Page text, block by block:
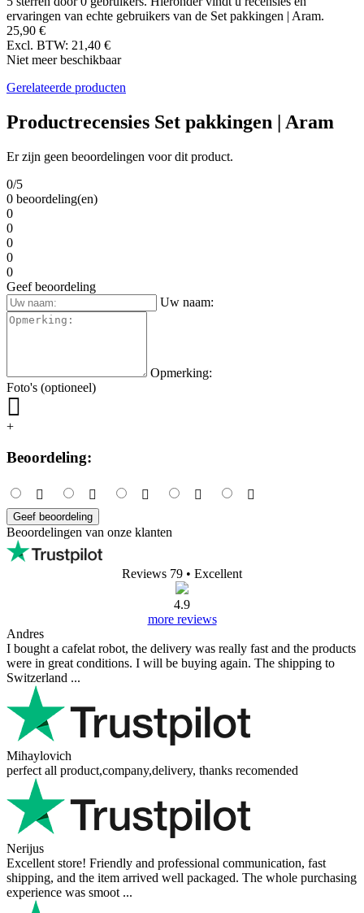
ervaringen van echte gebruikers van de Set pakkingen | Aram.
25,90 €
Excl. BTW: 21,40 €
Niet meer beschikbaar
Gerelateerde producten
Productrecensies Set pakkingen | Aram
Er zijn geen beoordelingen voor dit product.
0/5
0 beoordeling(en)
0
0
0
0
0
Geef beoordeling
Uw naam:
Opmerking:
Foto's (optioneel)
+
Beoordeling:
Geef beoordeling
Beoordelingen van onze klanten
Reviews 79 • Excellent
4.9
more reviews
Andres
I bought a cafelat robot, the delivery was really fast and the products
were in great conditions. I will be buying again. The shipping to
Switzerland ...
Mihaylovich
perfect all product,company,delivery, thanks recomended
Nerijus
Excellent store! Friendly and professional communication, fast
shipping, and the item arrived well packaged. The whole purchasing
experience was smoot ...